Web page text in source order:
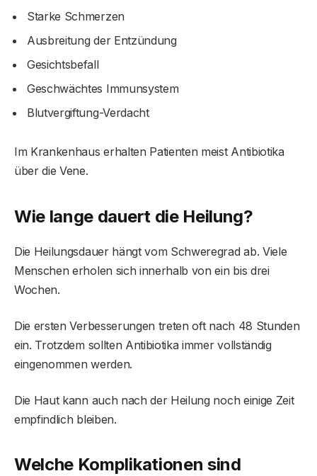
Starke Schmerzen
Ausbreitung der Entzündung
Gesichtsbefall
Geschwächtes Immunsystem
Blutvergiftung-Verdacht
Im Krankenhaus erhalten Patienten meist Antibiotika
über die Vene.
Wie lange dauert die Heilung?
Die Heilungsdauer hängt vom Schweregrad ab. Viele
Menschen erholen sich innerhalb von ein bis drei
Wochen.
Die ersten Verbesserungen treten oft nach 48 Stunden
ein. Trotzdem sollten Antibiotika immer vollständig
eingenommen werden.
Die Haut kann auch nach der Heilung noch einige Zeit
empfindlich bleiben.
Welche Komplikationen sind